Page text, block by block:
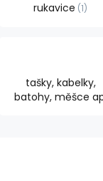
rukavice 1
tašky, kabelky,
batohy, měšce